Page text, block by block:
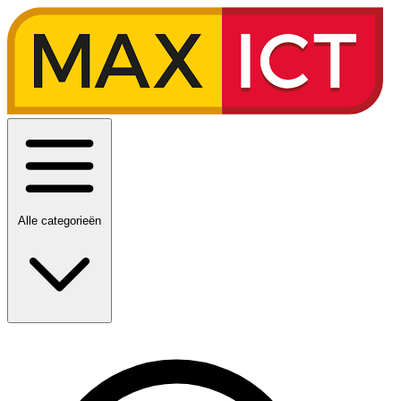
Alle categorieën